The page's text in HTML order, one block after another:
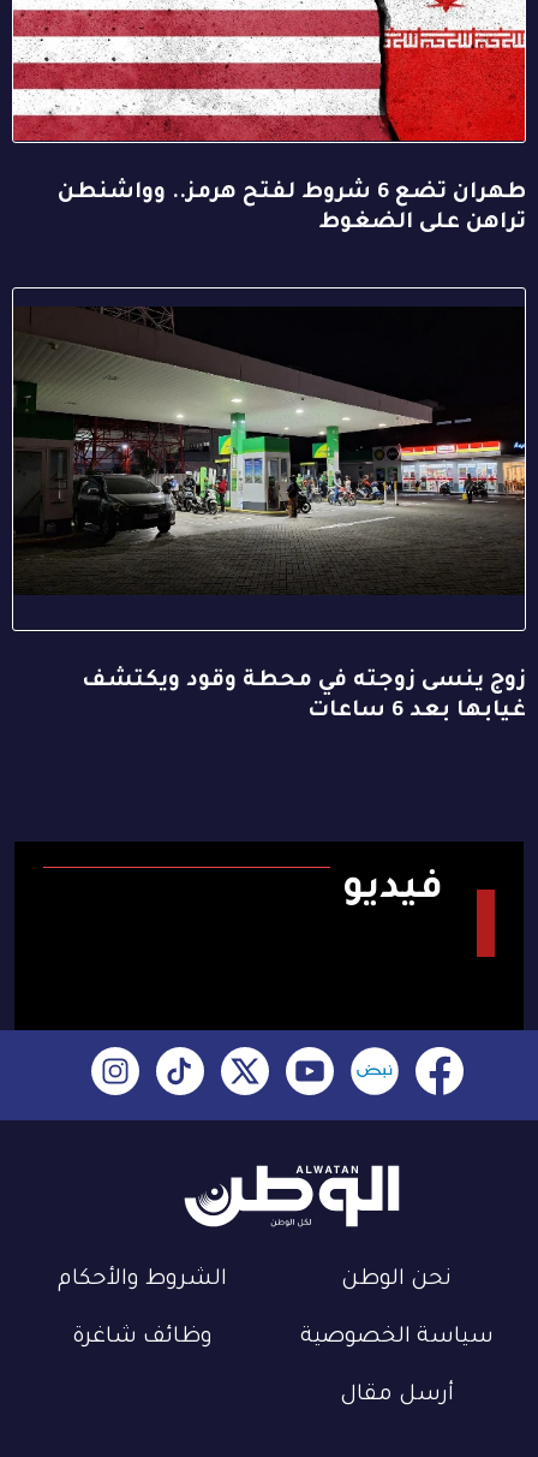
طهران تضع 6 شروط لفتح هرمز.. وواشنطن
تراهن على الضغوط
زوج ينسى زوجته في محطة وقود ويكتشف
غيابها بعد 6 ساعات
فيديو
نحن الوطن الشروط والأحكام
سياسة الخصوصية وظائف شاغرة
أرسل مقال